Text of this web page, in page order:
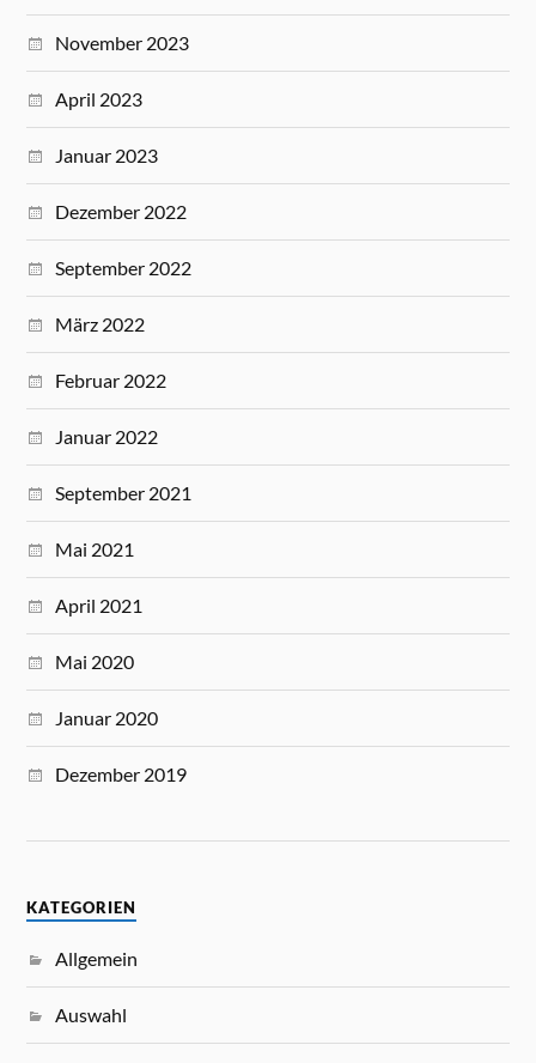
November 2023
April 2023
Januar 2023
Dezember 2022
September 2022
März 2022
Februar 2022
Januar 2022
September 2021
Mai 2021
April 2021
Mai 2020
Januar 2020
Dezember 2019
KATEGORIEN
Allgemein
Auswahl